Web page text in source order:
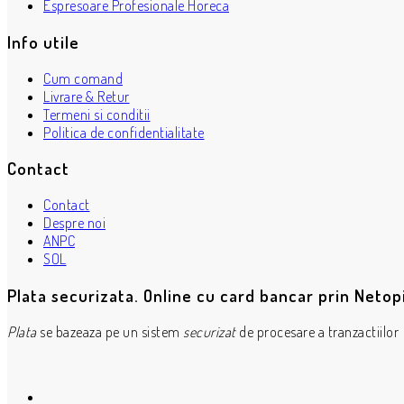
Espresoare Profesionale Horeca
Info utile
Cum comand
Livrare & Retur
Termeni si conditii
Politica de confidentialitate
Contact
Contact
Despre noi
ANPC
SOL
Plata securizata. Online cu card bancar prin
Platase bazeaza pe un sistem securizatde procesare a tranzactiilor